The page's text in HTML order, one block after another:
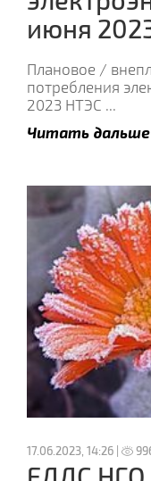
июня
Плановое /
потребления
2023 НТЭС ...
Читать дальше
17.06.2023, 14:26 |